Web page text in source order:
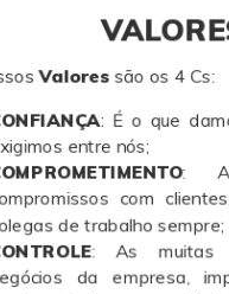
Valores são os 4 Cs:
: É o que
entre nós;
:
com
de trabalho sempre;
: As muitas
da empresa,